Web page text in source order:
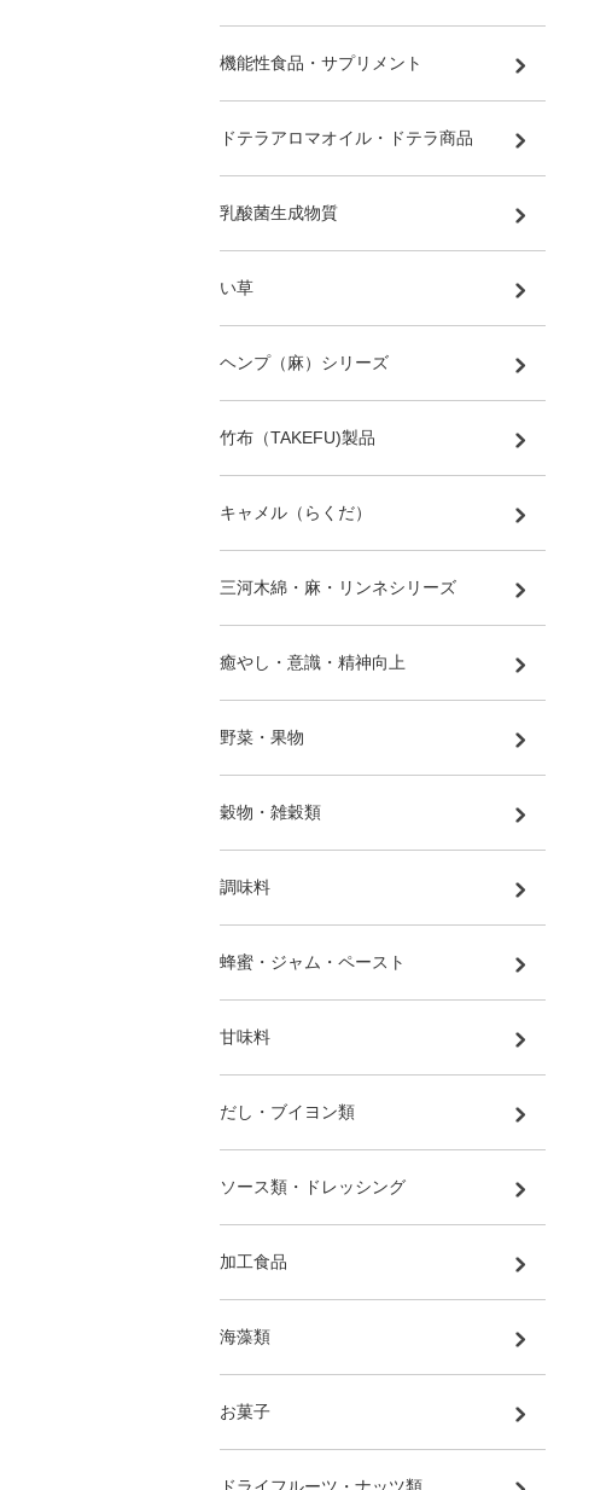
機能性食品・サプリメント
ドテラアロマオイル・ドテラ商品
乳酸菌生成物質
い草
ヘンプ（麻）シリーズ
竹布（TAKEFU)製品
キャメル（らくだ）
三河木綿・麻・リンネシリーズ
癒やし・意識・精神向上
野菜・果物
穀物・雑穀類
調味料
蜂蜜・ジャム・ペースト
甘味料
だし・ブイヨン類
ソース類・ドレッシング
加工食品
海藻類
お菓子